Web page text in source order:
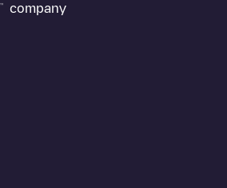
company